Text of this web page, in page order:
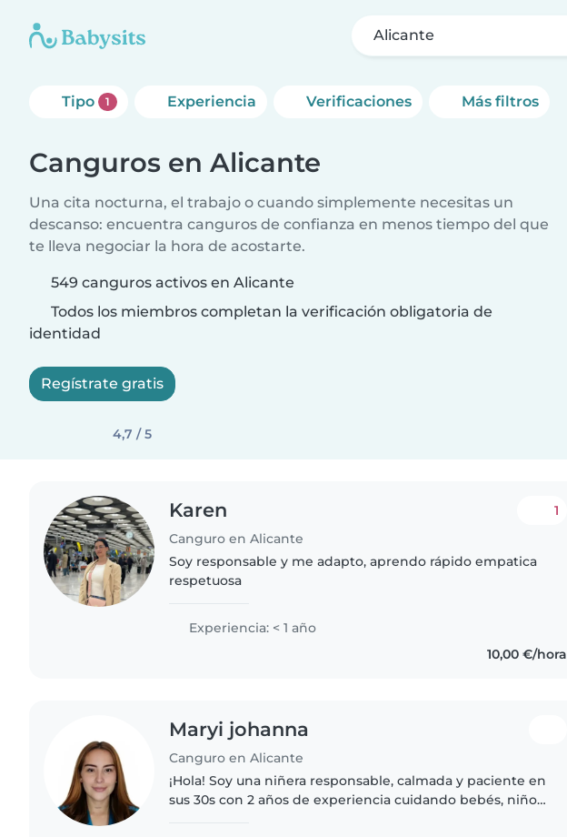
Alicante
Tipo 1 Experiencia Verificaciones Más filtros
Canguros en Alicante
Una cita nocturna, el trabajo o cuando simplemente necesitas un
descanso: encuentra canguros de confianza en menos tiempo del que
te lleva negociar la hora de acostarte.
549 canguros activos en Alicante
Todos los miembros completan la verificación obligatoria de
identidad
Regístrate gratis
4,7 / 5
Karen
Canguro en Alicante
1
Soy responsable y me adapto, aprendo rápido empatica
respetuosa
Experiencia: < 1 año
10,00 €/hora
Maryi johanna
Canguro en Alicante
¡Hola! Soy una niñera responsable, calmada y paciente en
sus 30s con 2 años de experiencia cuidando bebés, niños